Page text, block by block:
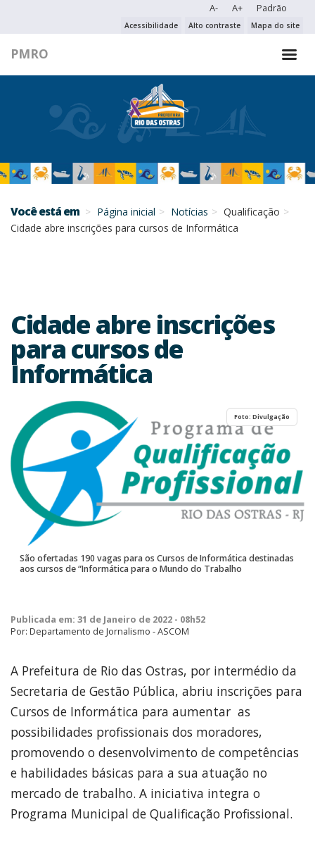
A- A+ Padrão
Acessibilidade Alto contraste Mapa do site
PMRO
PESQUISAR NO PORTAL
PESQUISAR
Você está em Página inicial Notícias
Qualificação
Cidade abre inscrições para cursos de Informática
Cidade abre inscrições
para cursos de
Informática
Foto: Divulgação
São ofertadas 190 vagas para os Cursos de Informática destinadas
aos cursos de “Informática para o Mundo do Trabalho
Publicada em: 31 de Janeiro de 2022 - 08h52
Por: Departamento de Jornalismo - ASCOM
A Prefeitura de Rio das Ostras, por intermédio da
Secretaria de Gestão Pública, abriu inscrições para
Cursos de Informática para aumentar as
possibilidades profissionais dos moradores,
promovendo o desenvolvimento de competências
e habilidades básicas para a sua atuação no
mercado de trabalho. A iniciativa integra o
Programa Municipal de Qualificação Profissional.